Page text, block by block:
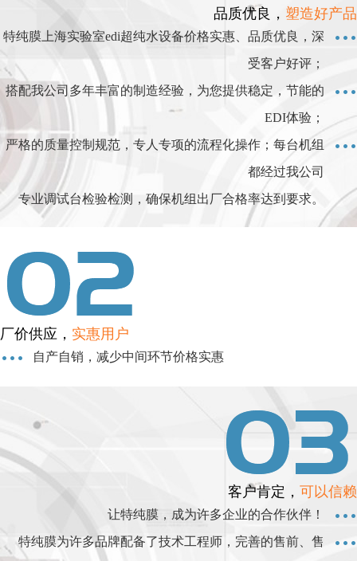
品质优良， 塑造好产品
特纯膜上海实验室edi超纯水设备价格实惠、品质优良，深
受客户好评；
搭配我公司多年丰富的制造经验，为您提供稳定，节能的
EDI体验；
严格的质量控制规范，专人专项的流程化操作；每台机组
都经过我公司
专业调试台检验检测，确保机组出厂合格率达到要求。
厂价供应， 实惠用户
自产自销，减少中间环节价格实惠
客户肯定， 可以信赖
让特纯膜，成为许多企业的合作伙伴！
特纯膜为许多品牌配备了技术工程师，完善的售前、售